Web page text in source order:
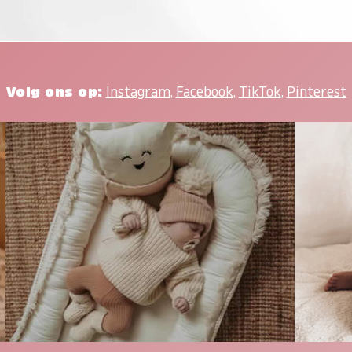
Volg ons op: Instagram, Facebook, TikTok, Pinterest